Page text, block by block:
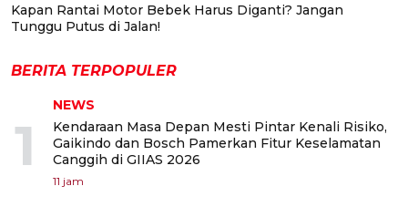
Kapan Rantai Motor Bebek Harus Diganti? Jangan
Tunggu Putus di Jalan!
BERITA TERPOPULER
1
NEWS
Kendaraan Masa Depan Mesti Pintar Kenali Risiko,
Gaikindo dan Bosch Pamerkan Fitur Keselamatan
Canggih di GIIAS 2026
11 jam